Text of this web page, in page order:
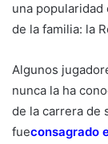
una
de la familia: la
Algunos
nunca la ha
de la carrera de
fueconsagrado